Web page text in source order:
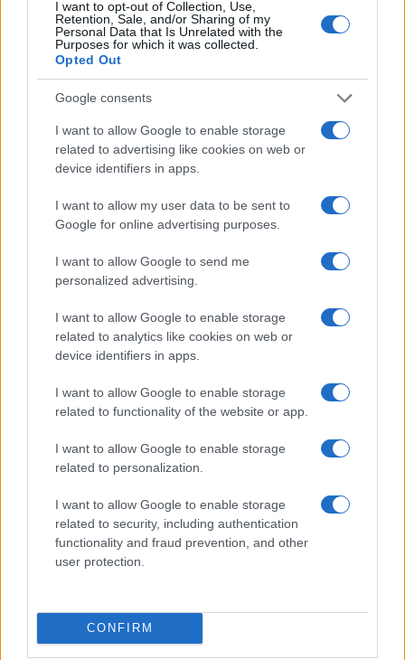
I want to opt-out of Collection, Use,
Retention, Sale, and/or Sharing of my
Personal Data that Is Unrelated with the
Purposes for which it was collected.
Opted Out
Google consents
I want to allow Google to enable storage
related to advertising like cookies on web or
device identifiers in apps.
I want to allow my user data to be sent to
Google for online advertising purposes.
I want to allow Google to send me
personalized advertising.
I want to allow Google to enable storage
related to analytics like cookies on web or
device identifiers in apps.
I want to allow Google to enable storage
related to functionality of the website or app.
I want to allow Google to enable storage
related to personalization.
I want to allow Google to enable storage
related to security, including authentication
functionality and fraud prevention, and other
user protection.
CONFIRM
V zalivu na Pašmanu našli
truplo 24-letnega Slovenca
Na Prevaljah se je huje
poškodoval voznik e-skiroja
Na bencinskem servisu v
Dravogradu zagorel točilni
avtomat, požar pogasili
zaposleni
poškodoval
Obvestila
Izklop elektrike: 426. Nadzorništvo Vuzenica - Območje Sv.
Anton na Pohorju
pred 12 urami
Izklop elektrike: 425. Nadzorništvo Vuzenica - Območje
Vuhred
Izklop elektrike: 424. Nadzorništvo Vuzenica - Območje Orlice
pred 12 urami
Izklop elektrike: 429. Nadzorništvo Ravne - Območje Prevalje
Prisoje
⚡Izklop elektrike: 423. Nadzorništvo Vuzenica - Območje Mute
pred 12 urami